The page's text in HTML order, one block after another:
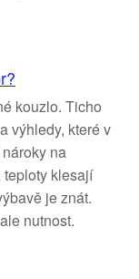
kouzlo. Ticho
výhledy, které v
na
teploty klesají
je znát.
nutnost.